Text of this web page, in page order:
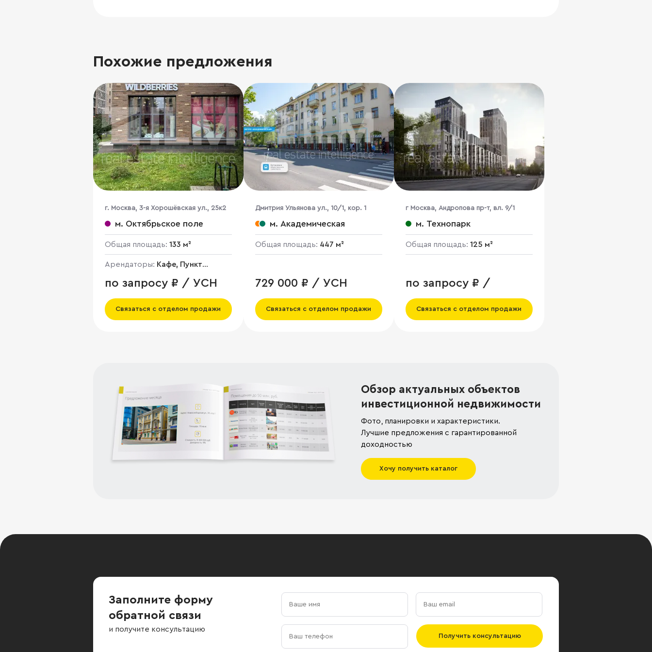
Похожие предложения
г. Москва, 3-я Хорошёвская ул., 25к2
м. Октябрьское поле
Общая площадь: 133 м²
Арендаторы: Кафе, Пункт
по запросу ₽ / УСН
Связаться с отделом продажи
Дмитрия Ульянова ул., 10/1, кор. 1
м. Академическая
Общая площадь: 447 м²
729 000 ₽ / УСН
Связаться с отделом продажи
г Москва, Андропова пр-т, вл. 9/1
м. Технопарк
Общая площадь: 125 м²
по запросу ₽ /
Связаться с отделом продажи
Обзор актуальных объектов
инвестиционной недвижимости
Фото, планировки и характеристики.
Лучшие предложения с гарантированной
доходностью
Хочу получить каталог
Заполните форму
обратной связи
и получите консультацию
Получить консультацию